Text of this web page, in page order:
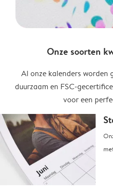
Onze soorten
Al onze kalenders worden
duurzaam en FSC-
voor een